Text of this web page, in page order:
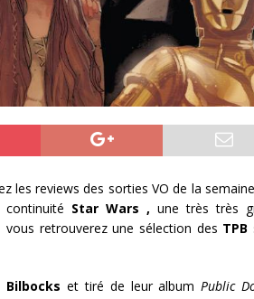
les reviews des sorties VO de la
Star Wars , une très très
retrouverez une sélection des TPB
Bilbocks et tiré de leur albumPublic